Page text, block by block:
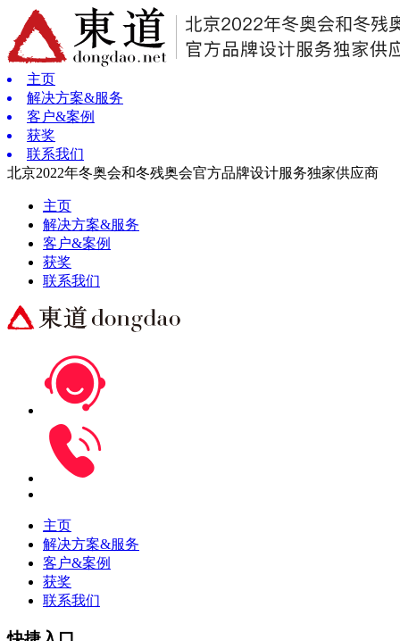
主页
解决方案&服务
客户&案例
获奖
联系我们
北京2022年冬奥会和冬残奥会官方品牌设计服务独家供应商
主页
解决方案&服务
客户&案例
获奖
联系我们
主页
解决方案&服务
客户&案例
获奖
联系我们